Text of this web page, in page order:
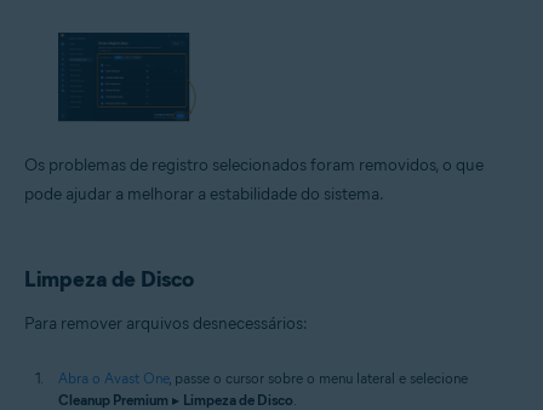
Os problemas de registro selecionados foram removidos, o que
pode ajudar a melhorar a estabilidade do sistema.
Limpeza de Disco
Para remover arquivos desnecessários:
Abra o Avast One, passe o cursor sobre o menu lateral e selecione
Cleanup Premium ▸ Limpeza de Disco